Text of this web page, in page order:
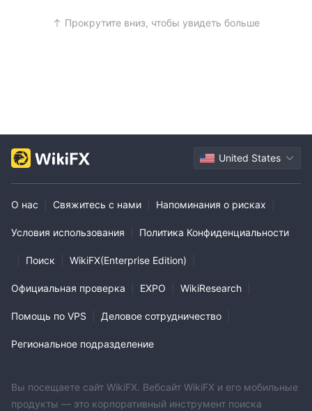
Прокрутите вниз, чтобы увидеть больше
United States
О нас Свяжитесь с нами Напоминания о рисках
Условия использования Политика Конфиденциальности
Поиск WikiFX(Enterprise Edition)
Официальная проверка EXPO WikiResearch
Помощь по VPS Деловое сотрудничество
Региональное подразделение
Вы посещаете сайт WikiFX. Вебсайт WikiFX и его мобильные
продукты — это корпоративный инструмент поиска